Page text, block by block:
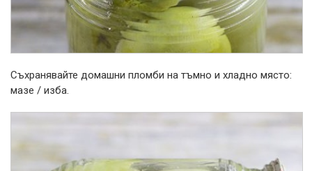
Съхранявайте домашни пломби на тъмно и хладно място:
мазе / изба.